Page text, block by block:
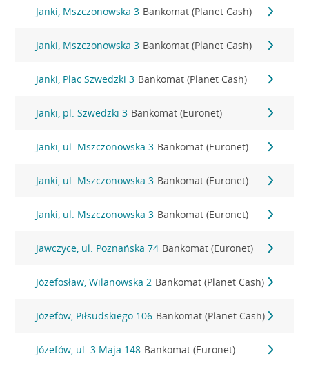
Janki, Mszczonowska 3 Bankomat (Planet Cash)
Janki, Mszczonowska 3 Bankomat (Planet Cash)
Janki, Plac Szwedzki 3 Bankomat (Planet Cash)
Janki, pl. Szwedzki 3 Bankomat (Euronet)
Janki, ul. Mszczonowska 3 Bankomat (Euronet)
Janki, ul. Mszczonowska 3 Bankomat (Euronet)
Janki, ul. Mszczonowska 3 Bankomat (Euronet)
Jawczyce, ul. Poznańska 74 Bankomat (Euronet)
Józefosław, Wilanowska 2 Bankomat (Planet Cash)
Józefów, Piłsudskiego 106 Bankomat (Planet Cash)
Józefów, ul. 3 Maja 148 Bankomat (Euronet)